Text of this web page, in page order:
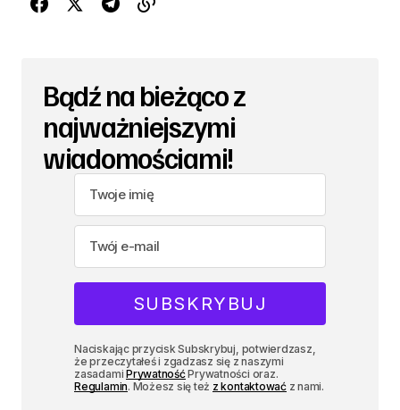
Bądź na bieżąco z
najważniejszymi
wiadomościami!
Naciskając przycisk Subskrybuj, potwierdzasz,
że przeczytałeś i zgadzasz się z naszymi
zasadamiPrywatnośćPrywatności oraz.
Regulamin. Możesz się też z kontaktowaćz nami.